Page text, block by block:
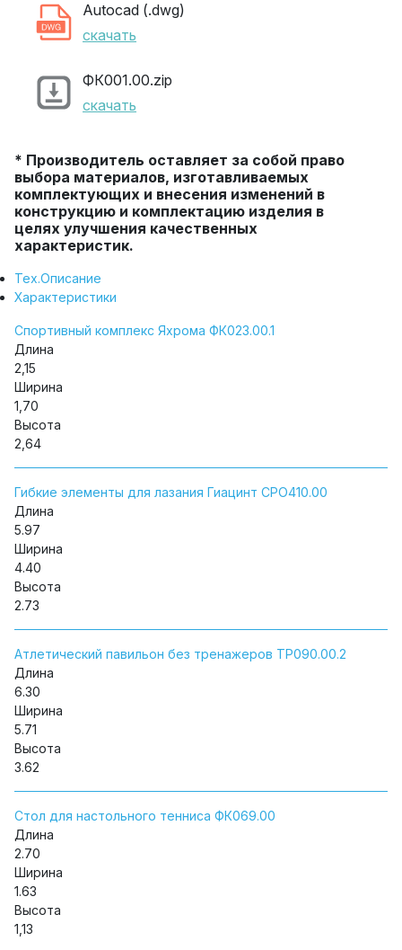
Autocad (.dwg)
скачать
ФК001.00.zip
скачать
* Производитель оставляет за собой право
выбора материалов, изготавливаемых
комплектующих и внесения изменений в
конструкцию и комплектацию изделия в
целях улучшения качественных
характеристик.
Тех.Описание
Характеристики
Спортивный комплекс Яхрома ФК023.00.1
Длина
2,15
Ширина
1,70
Высота
2,64
Гибкие элементы для лазания Гиацинт СРО410.00
Длина
5.97
Ширина
4.40
Высота
2.73
Атлетический павильон без тренажеров ТР090.00.2
Длина
6.30
Ширина
5.71
Высота
3.62
Стол для настольного тенниса ФК069.00
Длина
2.70
Ширина
1.63
Высота
1,13